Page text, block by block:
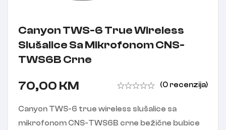
Canyon TWS-6 True Wireless
Slušalice Sa Mikrofonom CNS-
TWS6B Crne
70,00 KM (0 recenzija)
Canyon TWS-6 true wireless slušalice sa
mikrofonom CNS-TWS6B crne bežične bubice